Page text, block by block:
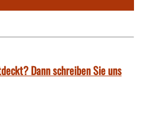
Dann schreiben Sie uns